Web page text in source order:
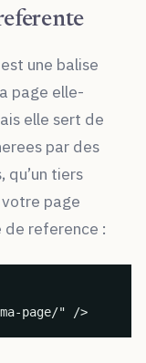
une balise
page elle-
elle sert de
par des
qu’un tiers
page
de reference :
page/" />